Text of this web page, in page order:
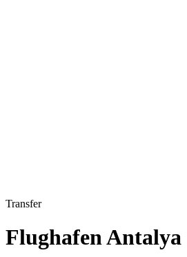
Transfer
Flughafen